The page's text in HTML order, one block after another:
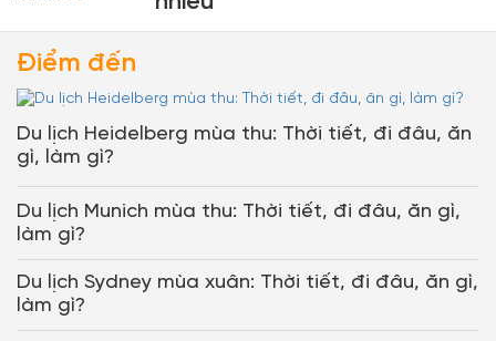
Điểm đến
Du lịch Heidelberg mùa thu: Thời tiết, đi đâu, ăn
gì, làm gì?
Du lịch Munich mùa thu: Thời tiết, đi đâu, ăn gì,
làm gì?
Du lịch Sydney mùa xuân: Thời tiết, đi đâu, ăn gì,
làm gì?